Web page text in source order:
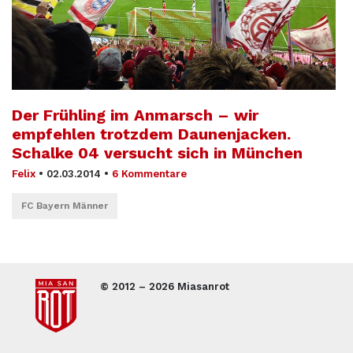
Der Frühling im Anmarsch – wir
empfehlen trotzdem Daunenjacken.
Schalke 04 versucht sich in München
Felix • 02.03.2014 • 6 Kommentare
FC Bayern Männer
© 2012 – 2026 Miasanrot